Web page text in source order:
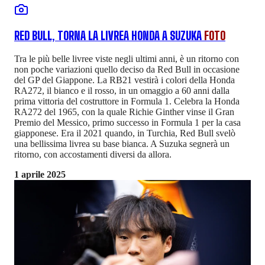
RED BULL, TORNA LA LIVREA HONDA A SUZUKA FOTO
Tra le più belle livree viste negli ultimi anni, è un ritorno con
non poche variazioni quello deciso da Red Bull in occasione
del GP del Giappone. La RB21 vestirà i colori della Honda
RA272, il bianco e il rosso, in un omaggio a 60 anni dalla
prima vittoria del costruttore in Formula 1. Celebra la Honda
RA272 del 1965, con la quale Richie Ginther vinse il Gran
Premio del Messico, primo successo in Formula 1 per la casa
giapponese. Era il 2021 quando, in Turchia, Red Bull svelò
una bellissima livrea su base bianca. A Suzuka segnerà un
ritorno, con accostamenti diversi da allora.
1 aprile 2025